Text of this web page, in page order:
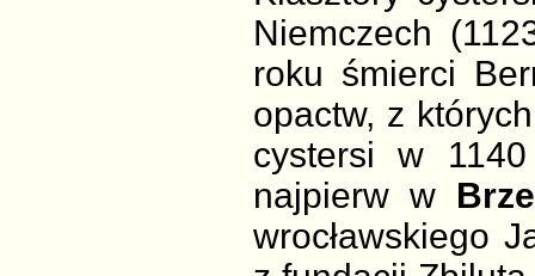
Niemczech
roku śmierci
opactw, z
cystersi w
najpierw w
wrocławskiego